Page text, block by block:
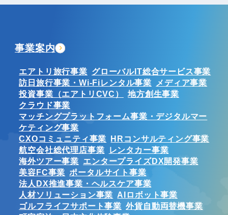
事業案内
エアトリ旅行事業 グローバルIT総合サービス事業
訪日旅行事業・Wi-Fiレンタル事業
メディア事業
投資事業（エアトリCVC）
地方創生事業
クラウド事業
マッチングプラットフォーム事業・デジタルマー
ケティング事業
CXOコミュニティ事業 HRコンサルティング事業
航空会社総代理店事業
レンタカー事業
海外ツアー事業 エンタープライズDX開発事業
美容FC事業 ポータルサイト事業
法人DX推進事業・ヘルスケア事業
人材ソリューション事業 AIロボット事業
ゴルフライフサポート事業 外貨自動両替機事業